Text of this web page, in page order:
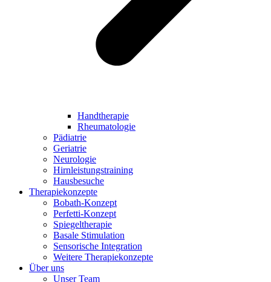
Handtherapie
Rheumatologie
Pädiatrie
Geriatrie
Neurologie
Hirnleistungstraining
Hausbesuche
Therapiekonzepte
Bobath-Konzept
Perfetti-Konzept
Spiegeltherapie
Basale Stimulation
Sensorische Integration
Weitere Therapiekonzepte
Über uns
Unser Team